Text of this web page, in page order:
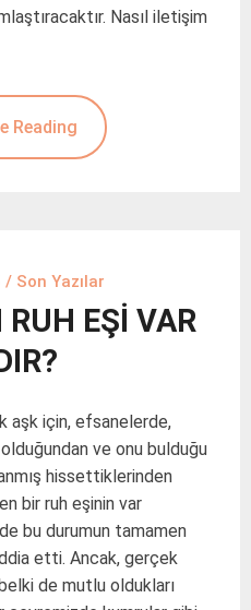
Nasıl iletişim
Reading
/ Son Yazılar
RUH EŞİ VAR
aşk için, efsanelerde,
ve onu bulduğu
hissettiklerinden
bir ruh eşinin var
bu durumun tamamen
etti. Ancak, gerçek
de mutlu oldukları